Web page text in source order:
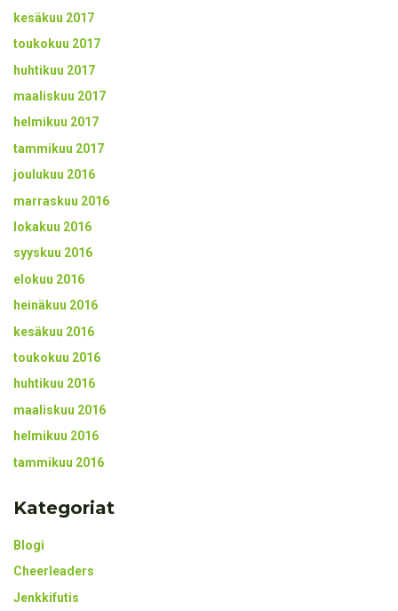
kesäkuu 2017
toukokuu 2017
huhtikuu 2017
maaliskuu 2017
helmikuu 2017
tammikuu 2017
joulukuu 2016
marraskuu 2016
lokakuu 2016
syyskuu 2016
elokuu 2016
heinäkuu 2016
kesäkuu 2016
toukokuu 2016
huhtikuu 2016
maaliskuu 2016
helmikuu 2016
tammikuu 2016
Kategoriat
Blogi
Cheerleaders
Jenkkifutis